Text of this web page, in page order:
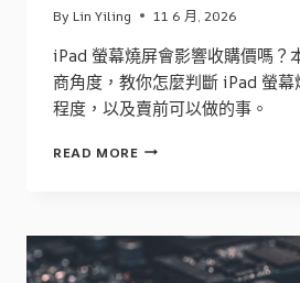
By Lin Yiling 11 6 月, 2026
iPad 螢幕燒屏會影響收購價嗎？
商角度，教你怎麼判斷 iPad 螢
程度，以及賣前可以做的事。
READ MOREIPAD
屏
怎